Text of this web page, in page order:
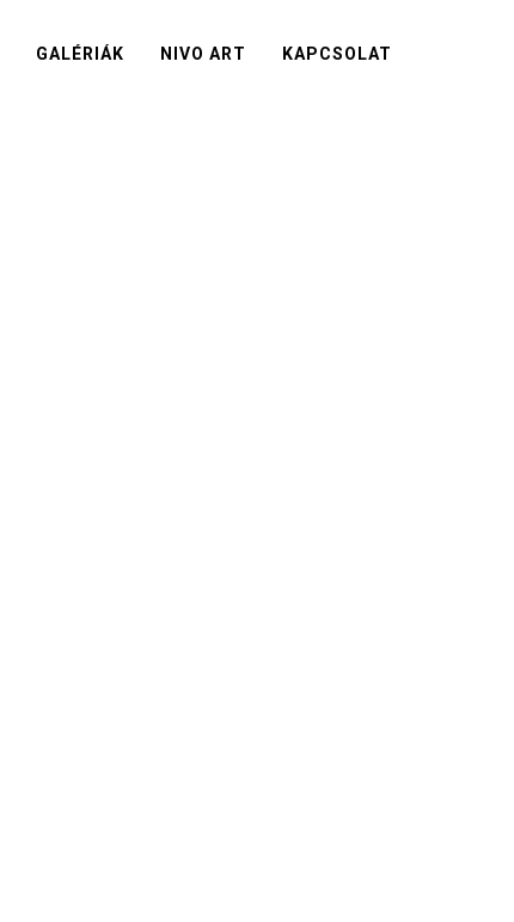
GALÉRIÁK NIVO ART KAPCSOLAT